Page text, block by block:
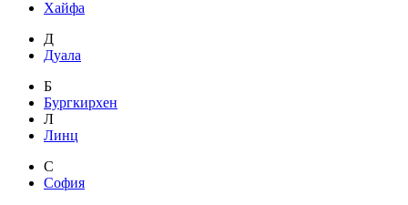
Хайфа
Д
Дуала
Б
Бургкирхен
Л
Линц
С
София